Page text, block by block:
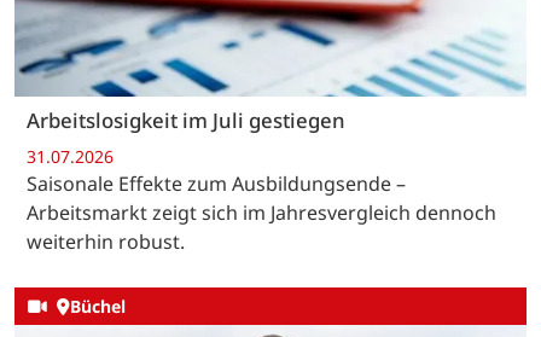
Arbeitslosigkeit im Juli gestiegen
31.07.2026
Saisonale Effekte zum Ausbildungsende –
Arbeitsmarkt zeigt sich im Jahresvergleich dennoch
weiterhin robust.
Büchel